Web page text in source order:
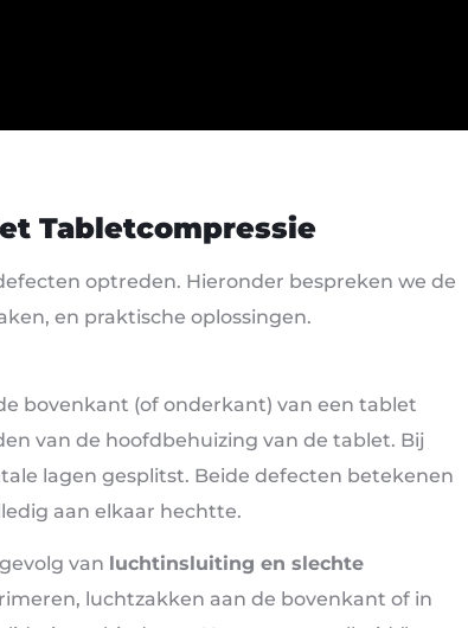
Tabletcompressie
optreden. Hieronder bespreken we de
en praktische oplossingen.
bovenkant (of onderkant) van een tablet
van de hoofdbehuizing van de tablet. Bij
lagen gesplitst. Beide defecten betekenen
aan elkaar hechtte.
van luchtinsluiting en slechte
luchtzakken aan de bovenkant of in